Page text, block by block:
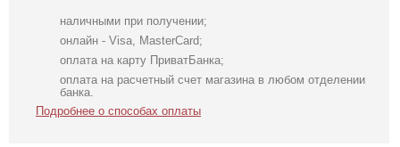
наличными при получении;
онлайн - Visa, MasterCard;
оплата на карту ПриватБанка;
оплата на расчетный счет магазина в любом отделении
банка.
Подробнее о способах оплаты